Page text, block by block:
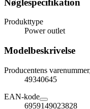
Produkttype
Power outlet
Modelbeskrivelse
Producentens varenummer
49340645
EAN-kode
6959149023828